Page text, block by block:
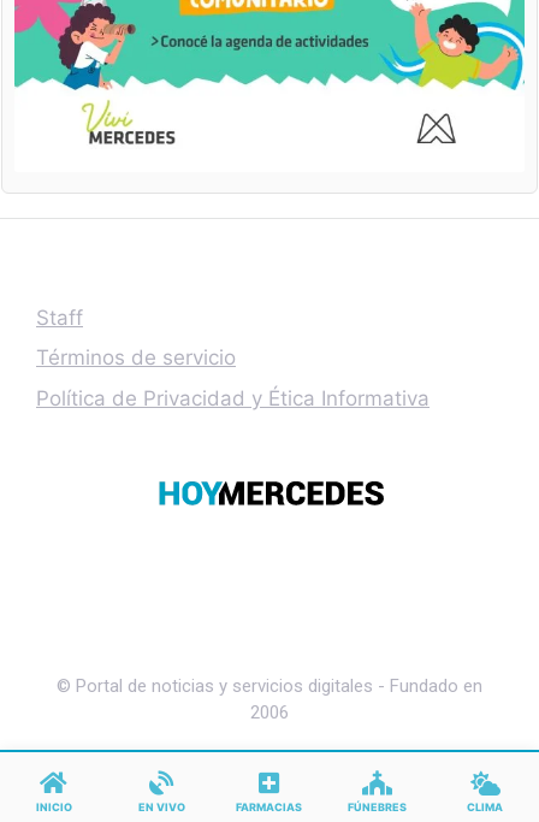
Staff
Términos de servicio
Política de Privacidad y Ética Informativa
© Portal de noticias y servicios digitales - Fundado en
2006
INICIO EN VIVO FARMACIAS FÚNEBRES CLIMA